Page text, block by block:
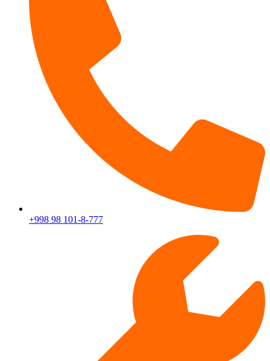
+998 98 101-8-777